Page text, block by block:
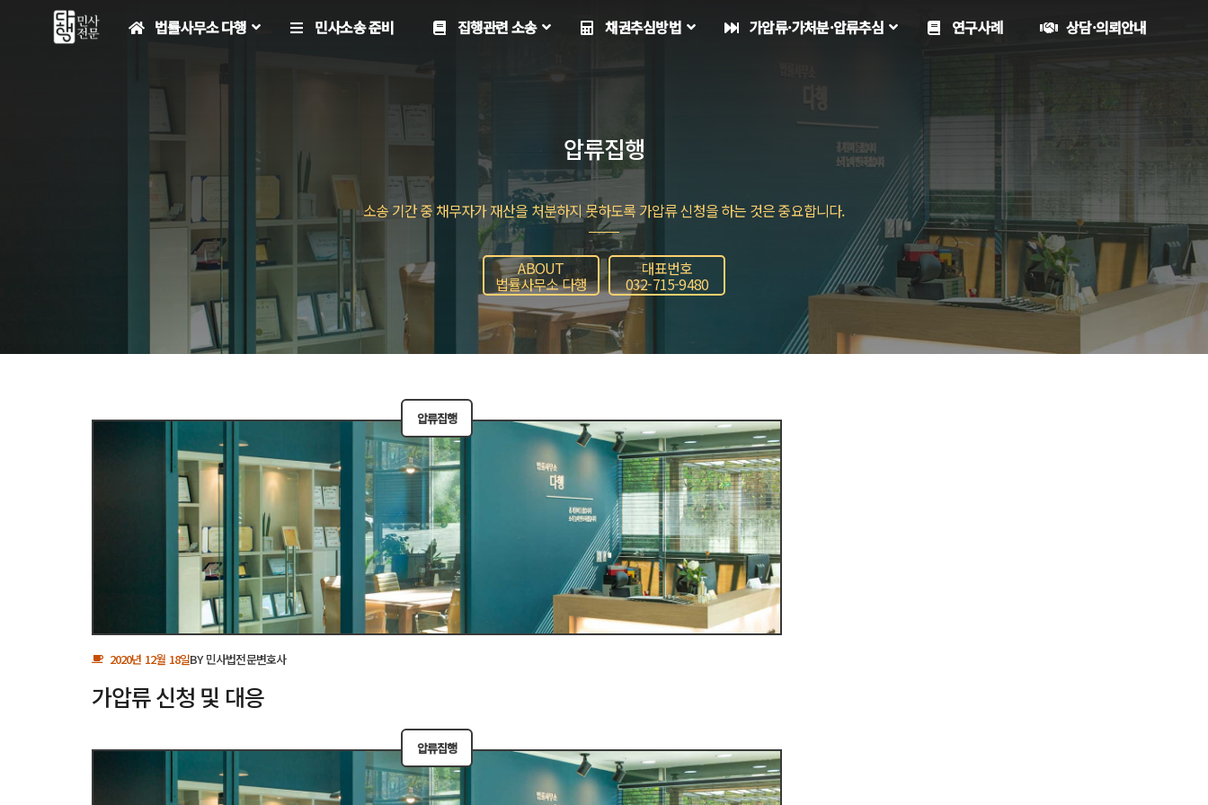
법률사무소 다행 민사소송 준비 집행관련 소송 채권추심방법 가압류·가처분·압류추심 연구사례 상담·의뢰안내
압류집행
소송 기간 중 채무자가 재산을 처분하지 못하도록 가압류 신청을 하는 것은 중요합니다.
ABOUT
법률사무소 다행
대표번호
032-715-9480
압류집행
2020년 12월 18일BY민사법전문변호사
가압류 신청 및 대응
압류집행